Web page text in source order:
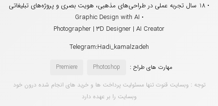
• 18 سال تجربه عملی در طراحی‌های مذهبی، هویت بصری و پروژه‌های تبلیغاتی
• Graphic Design with AI
Photographer | 3D Designer | AI Creator
Telegram:Hadi_kamalzadeh
مهارت های طراح : Photoshop
Premiere
توجه : وبسایت قنوت تنها مسئولیت پرداخت ها و خرید های انجام شده درون خود
وبسایت را بر عهده دارد